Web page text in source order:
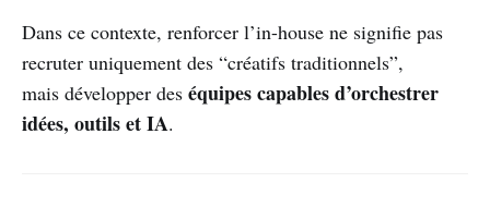
Dans ce contexte, renforcer l’in-house ne signifie pas
recruter uniquement des “créatifs traditionnels”,
mais développer des équipes capables d’orchestrer
idées, outils et IA.